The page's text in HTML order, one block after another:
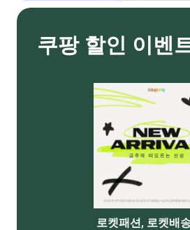
쿠팡 할인 이벤
로켓패션, 로켓배